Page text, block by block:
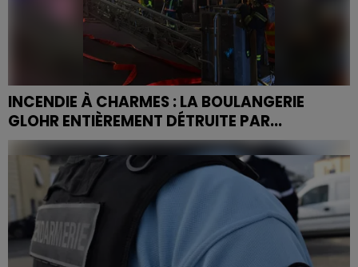
INCENDIE À CHARMES : LA BOULANGERIE
GLOHR ENTIÈREMENT DÉTRUITE PAR...
Un compteur Linky a explosé, déclenchant un départ
de feu à la boulangerie Pâtisserie Glohr à Charmes.
Pompiers et gendarmerie se sont rendus sur place,...